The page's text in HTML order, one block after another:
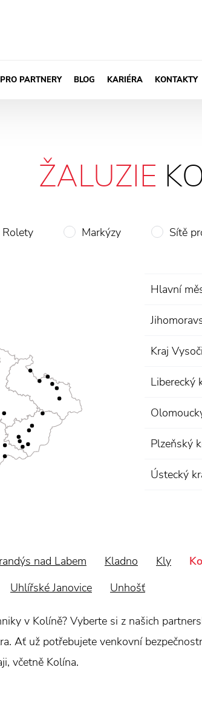
PRO PARTNERY BLOG KARIÉRA KONTAKTY
ŽALUZIE
Rolety Markýzy Sítě
Hlavní
Kraj
Liberecký
Plzeňský
Ústecký
nad Labem Kladno Kly
Uhlířské Janovice Unhošť
v Kolíně? Vyberte si z našich
Ať už potřebujete venkovní
včetně Kolína.